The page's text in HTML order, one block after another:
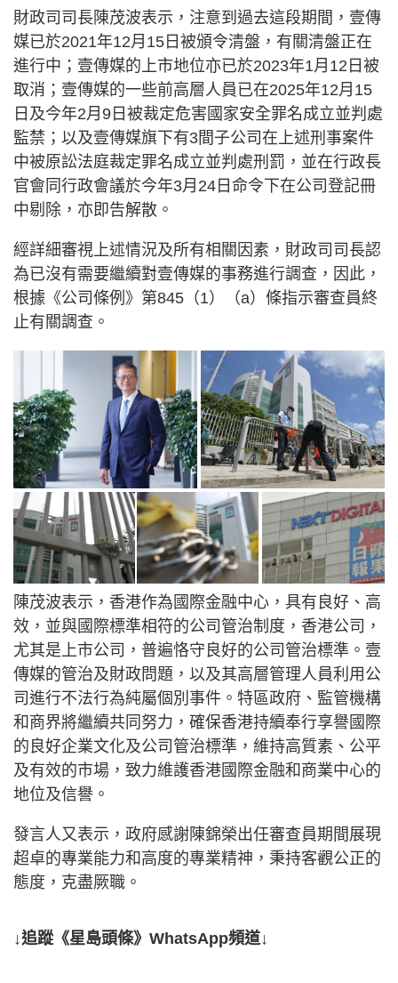
財政司司長陳茂波表示，注意到過去這段期間，壹傳
媒已於2021年12月15日被頒令清盤，有關清盤正在
進行中；壹傳媒的上市地位亦已於2023年1月12日被
取消；壹傳媒的一些前高層人員已在2025年12月15
日及今年2月9日被裁定危害國家安全罪名成立並判處
監禁；以及壹傳媒旗下有3間子公司在上述刑事案件
中被原訟法庭裁定罪名成立並判處刑罰，並在行政長
官會同行政會議於今年3月24日命令下在公司登記冊
中剔除，亦即告解散。
經詳細審視上述情況及所有相關因素，財政司司長認
為已沒有需要繼續對壹傳媒的事務進行調查，因此，
根據《公司條例》第845（1）（a）條指示審查員終
止有關調查。
陳茂波表示，香港作為國際金融中心，具有良好、高
效，並與國際標準相符的公司管治制度，香港公司，
尤其是上市公司，普遍恪守良好的公司管治標準。壹
傳媒的管治及財政問題，以及其高層管理人員利用公
司進行不法行為純屬個別事件。特區政府、監管機構
和商界將繼續共同努力，確保香港持續奉行享譽國際
的良好企業文化及公司管治標準，維持高質素、公平
及有效的市場，致力維護香港國際金融和商業中心的
地位及信譽。
發言人又表示，政府感謝陳錦榮出任審查員期間展現
超卓的專業能力和高度的專業精神，秉持客觀公正的
態度，克盡厥職。
↓追蹤《星島頭條》WhatsApp頻道↓